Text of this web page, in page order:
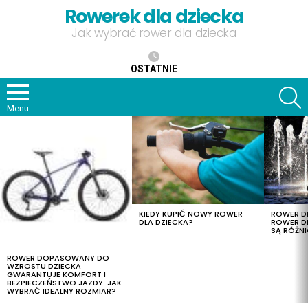
Rowerek dla dziecka
Jak wybrać rower dla dziecka
OSTATNIE
Menu
ROWER DOPASOWANY DO
WZROSTU DZIECKA
GWARANTUJE KOMFORT I
BEZPIECZEŃSTWO JAZDY. JAK
WYBRAĆ IDEALNY ROZMIAR?
KIEDY KUPIĆ NOWY ROWER
DLA DZIECKA?
ROWER
ROWER
SĄ